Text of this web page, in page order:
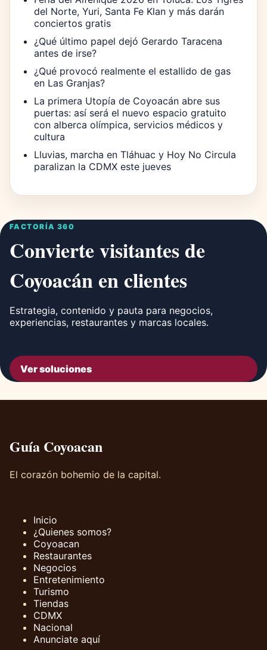
del Norte, Yuri, Santa Fe Klan y más darán
conciertos gratis
¿Qué último papel dejó Gerardo Taracena
antes de irse?
¿Qué provocó realmente el estallido de gas
en Las Granjas?
La primera Utopía de Coyoacán abre sus
puertas: así será el nuevo espacio gratuito
con alberca olímpica, servicios médicos y
cultura
Lluvias, marcha en Tláhuac y Hoy No Circula
paralizan la CDMX este jueves
FACTORÍA 360
Convierte visitantes de
Coyoacán en clientes
Estrategia, contenido y pauta para negocios,
experiencias, restaurantes y marcas locales.
Ver soluciones
Guía Coyoacan
El corazón bohemio de la capital.
Inicio
¿Quienes somos?
Coyoacan
Restaurantes
Negocios
Entretenimiento
Turismo
Tiendas
CDMX
Nacional
Anunciate aquí